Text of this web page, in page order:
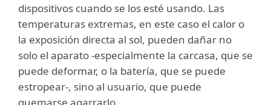
dispositivos cuando se los esté usando. Las
temperaturas extremas, en este caso el calor o
la exposición directa al sol, pueden dañar no
solo el aparato -especialmente la carcasa, que se
puede deformar, o la batería, que se puede
estropear-, sino al usuario, que puede